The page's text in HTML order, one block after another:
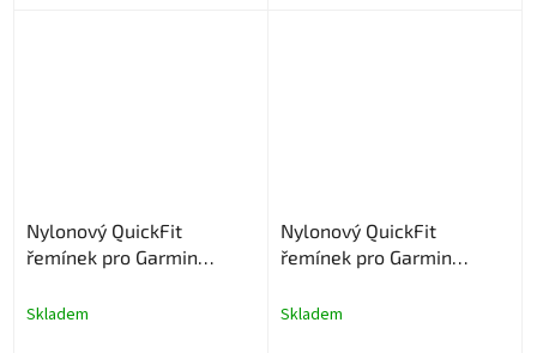
Nylonový QuickFit
řemínek pro Garmin
Skladem
Nylonový QuickFit
řemínek pro Garmin
Skladem